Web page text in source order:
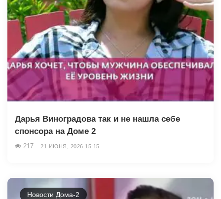
Дарья Виноградова так и не нашла себе
спонсора на Доме 2
217 21 ИЮНЯ, 2026 15:15
Новости Дома-2